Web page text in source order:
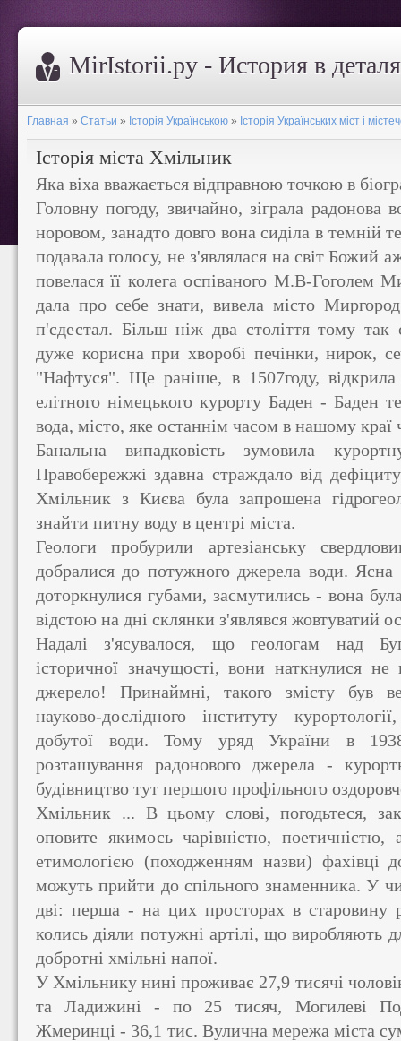
MirIstorii.ру - История в
Главная » Статьи » Історія Українською » Історія Українських міст і
Історія міста Хмільник
Яка віха вважається відправною точкою в
Головну погоду, звичайно, зіграла радонова
норовом, занадто довго вона сиділа в темній
подавала голосу, не з'являлася на світ Божий
повелася її колега оспіваного М.В-Гоголем
дала про себе знати, вивела місто
п'єдестал. Більш ніж два століття тому так
дуже корисна при хворобі печінки, нирок,
"Нафтуся". Ще раніше, в 1507году, відкрила
елітного німецького курорту Баден - Баден
вода, місто, яке останнім часом в нашому краї
Банальна випадковість зумовила
Правобережжі здавна страждало від
Хмільник з Києва була запрошена
знайти питну воду в центрі міста.
Геологи пробурили артезіанську
добралися до потужного джерела води. Ясна
доторкнулися губами, засмутились - вона
відстою на дні склянки з'являвся жовтуватий
Надалі з'ясувалося, що геологам над
історичної значущості, вони наткнулися
джерело! Принаймні, такого змісту був
науково-дослідного інституту
добутої води. Тому уряд України в
розташування радонового джерела -
будівництво тут першого профільного
Хмільник ... В цьому слові, погодьтеся,
оповите якимось чарівністю,
етимологією (походженням назви) фахівці
можуть прийти до спільного знаменника. У
дві: перша - на цих просторах в старовину
колись діяли потужні артілі, що виробляють
добротні хмільні напої.
У Хмільнику нині проживає 27,9 тисячі
та Ладижині - по 25 тисяч, Могилеві
Жмеринці - 36,1 тис. Вулична мережа міста